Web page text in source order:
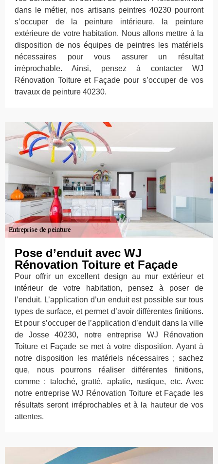
dans le métier, nos artisans peintres 40230 pourront
s’occuper de la peinture intérieure, la peinture
extérieure de votre habitation. Nous allons mettre à la
disposition de nos équipes de peintres les matériels
nécessaires pour vous assurer un résultat
irréprochable. Ainsi, pensez à contacter WJ
Rénovation Toiture et Façade pour s’occuper de vos
travaux de peinture 40230.
Pose d’enduit avec WJ
Rénovation Toiture et Façade
Pour offrir un excellent design au mur extérieur et
intérieur de votre habitation, pensez à poser de
l’enduit. L’application d’un enduit est possible sur tous
types de surface, et permet d’avoir différentes finitions.
Et pour s’occuper de l’application d’enduit dans la ville
de Josse 40230, notre entreprise WJ Rénovation
Toiture et Façade se met à votre disposition. Ayant à
notre disposition les matériels nécessaires ; sachez
que, nous pourrons réaliser différentes finitions,
comme : taloché, gratté, aplatie, rustique, etc. Avec
notre entreprise WJ Rénovation Toiture et Façade les
résultats seront irréprochables et à la hauteur de vos
attentes.